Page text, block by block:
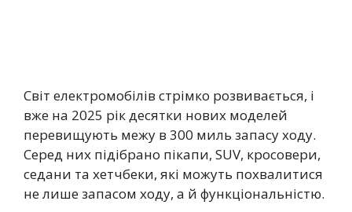
Світ електромобілів стрімко розвивається, і
вже на 2025 рік десятки нових моделей
перевищують межу в 300 миль запасу ходу.
Серед них підібрано пікапи, SUV, кросовери,
седани та хетчбеки, які можуть похвалитися
не лише запасом ходу, а й функціональністю.